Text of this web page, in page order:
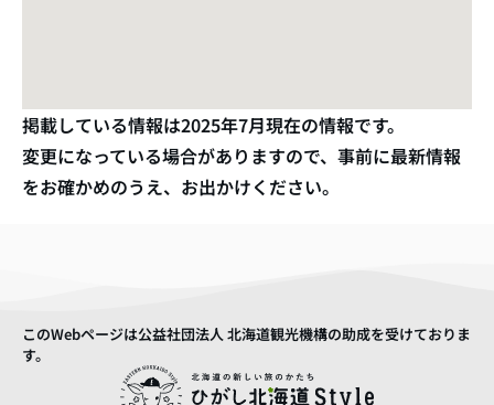
掲載している情報は2025年7月現在の情報です。
変更になっている場合がありますので、事前に最新情報
をお確かめのうえ、お出かけください。
このWebページは公益社団法人 北海道観光機構の助成を受けておりま
す。